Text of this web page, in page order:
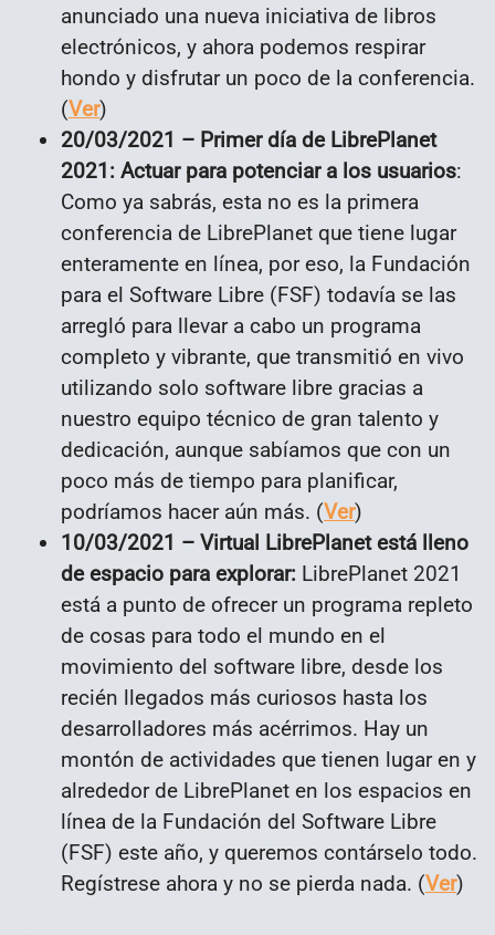
anunciado una nueva iniciativa de libros
electrónicos, y ahora podemos respirar
hondo y disfrutar un poco de la conferencia.
(Ver)
20/03/2021 – Primer día de LibrePlanet
2021: Actuar para potenciar a los usuarios:
Como ya sabrás, esta no es la primera
conferencia de LibrePlanet que tiene lugar
enteramente en línea, por eso, la Fundación
para el Software Libre (FSF) todavía se las
arregló para llevar a cabo un programa
completo y vibrante, que transmitió en vivo
utilizando solo software libre gracias a
nuestro equipo técnico de gran talento y
dedicación, aunque sabíamos que con un
poco más de tiempo para planificar,
podríamos hacer aún más. (Ver)
10/03/2021 – Virtual LibrePlanet está lleno
de espacio para explorar: LibrePlanet 2021
está a punto de ofrecer un programa repleto
de cosas para todo el mundo en el
movimiento del software libre, desde los
recién llegados más curiosos hasta los
desarrolladores más acérrimos. Hay un
montón de actividades que tienen lugar en y
alrededor de LibrePlanet en los espacios en
línea de la Fundación del Software Libre
(FSF) este año, y queremos contárselo todo.
Regístrese ahora y no se pierda nada. (Ver)